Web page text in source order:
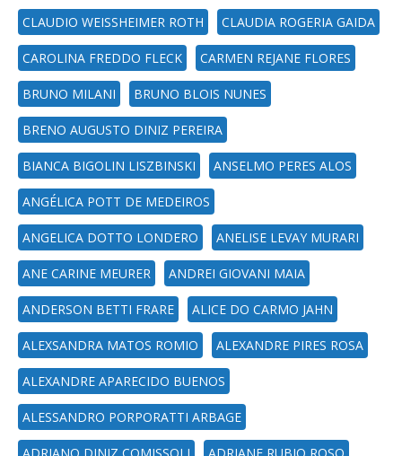
CLAUDIO WEISSHEIMER ROTH CLAUDIA ROGERIA GAIDA
CAROLINA FREDDO FLECK CARMEN REJANE FLORES
BRUNO MILANI BRUNO BLOIS NUNES
BRENO AUGUSTO DINIZ PEREIRA
BIANCA BIGOLIN LISZBINSKI ANSELMO PERES ALOS
ANGÉLICA POTT DE MEDEIROS
ANGELICA DOTTO LONDERO ANELISE LEVAY MURARI
ANE CARINE MEURER ANDREI GIOVANI MAIA
ANDERSON BETTI FRARE ALICE DO CARMO JAHN
ALEXSANDRA MATOS ROMIO ALEXANDRE PIRES ROSA
ALEXANDRE APARECIDO BUENOS
ALESSANDRO PORPORATTI ARBAGE